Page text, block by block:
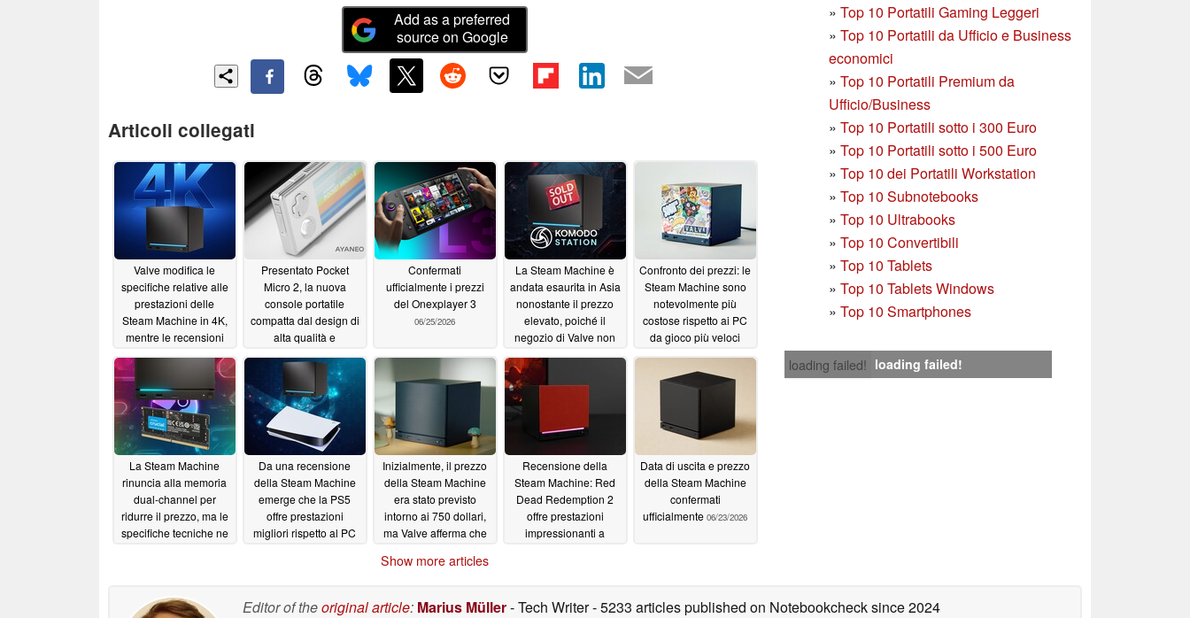
» Top 10 Portatili Gaming Leggeri
» Top 10 Portatili da Ufficio e Business
economici
» Top 10 Portatili Premium da
Ufficio/Business
» Top 10 Portatili sotto i 300 Euro
» Top 10 Portatili sotto i 500 Euro
» Top 10 dei Portatili Workstation
» Top 10 Subnotebooks
» Top 10 Ultrabooks
» Top 10 Convertibili
» Top 10 Tablets
» Top 10 Tablets Windows
» Top 10 Smartphones
loading failed! loading failed!
Add as a preferred
source on Google
Articoli collegati
Valve modifica le
specifiche relative alle
prestazioni delle
Steam Machine in 4K,
mentre le recensioni
06/26/2026
Presentato Pocket
Micro 2, la nuova
console portatile
compatta dal design di
alta qualità e
colori06/25/2026
Confermati
ufficialmente i prezzi
del Onexplayer 3
06/25/2026
La Steam Machine è
andata esaurita in Asia
nonostante il prezzo
elevato, poiché il
negozio di Valve non
di prenotarla
Confronto dei prezzi: le
Steam Machine sono
notevolmente più
costose rispetto ai PC
da gioco più veloci
06/23/2026
La Steam Machine
rinuncia alla memoria
dual-channel per
ridurre il prezzo, ma le
specifiche tecniche ne
Da una recensione
della Steam Machine
emerge che la PS5
offre prestazioni
migliori rispetto al PC
Inizialmente, il prezzo
della Steam Machine
era stato previsto
intorno ai 750 dollari,
ma Valve afferma che
di prezzo simile a
Deck06/23/2026
Recensione della
Steam Machine: Red
Dead Redemption 2
offre prestazioni
impressionanti a
Data di uscita e prezzo
della Steam Machine
confermati
ufficialmente 06/23/2026
Show more articles
Editor of theoriginal article: Marius Müller- Tech Writer- 5233 articles published on Notebookchecksince 2024